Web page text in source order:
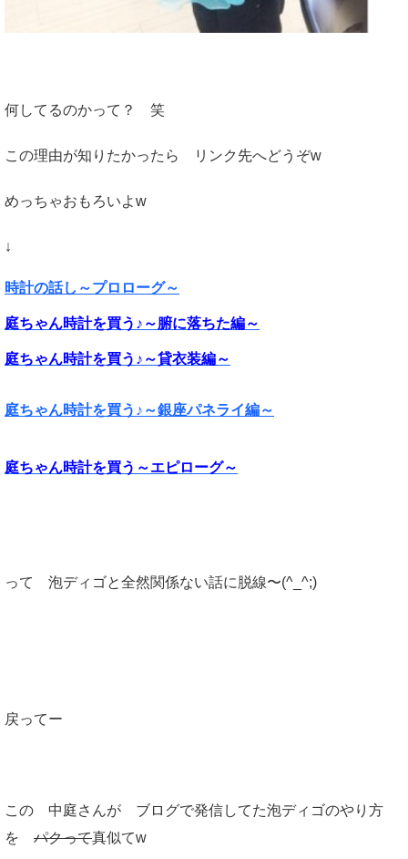
何してるのかって？ 笑
この理由が知りたかったら リンク先へどうぞw
めっちゃおもろいよw
↓
時計の話し～プロローグ～
庭ちゃん時計を買う♪～腑に落ちた編～
庭ちゃん時計を買う♪～貸衣装編～
庭ちゃん時計を買う♪～銀座パネライ編～
庭ちゃん時計を買う～エピローグ～
って 泡ディゴと全然関係ない話に脱線〜(^_^;)
戻ってー
この 中庭さんが ブログで発信してた泡ディゴのやり方
を パクって真似てw